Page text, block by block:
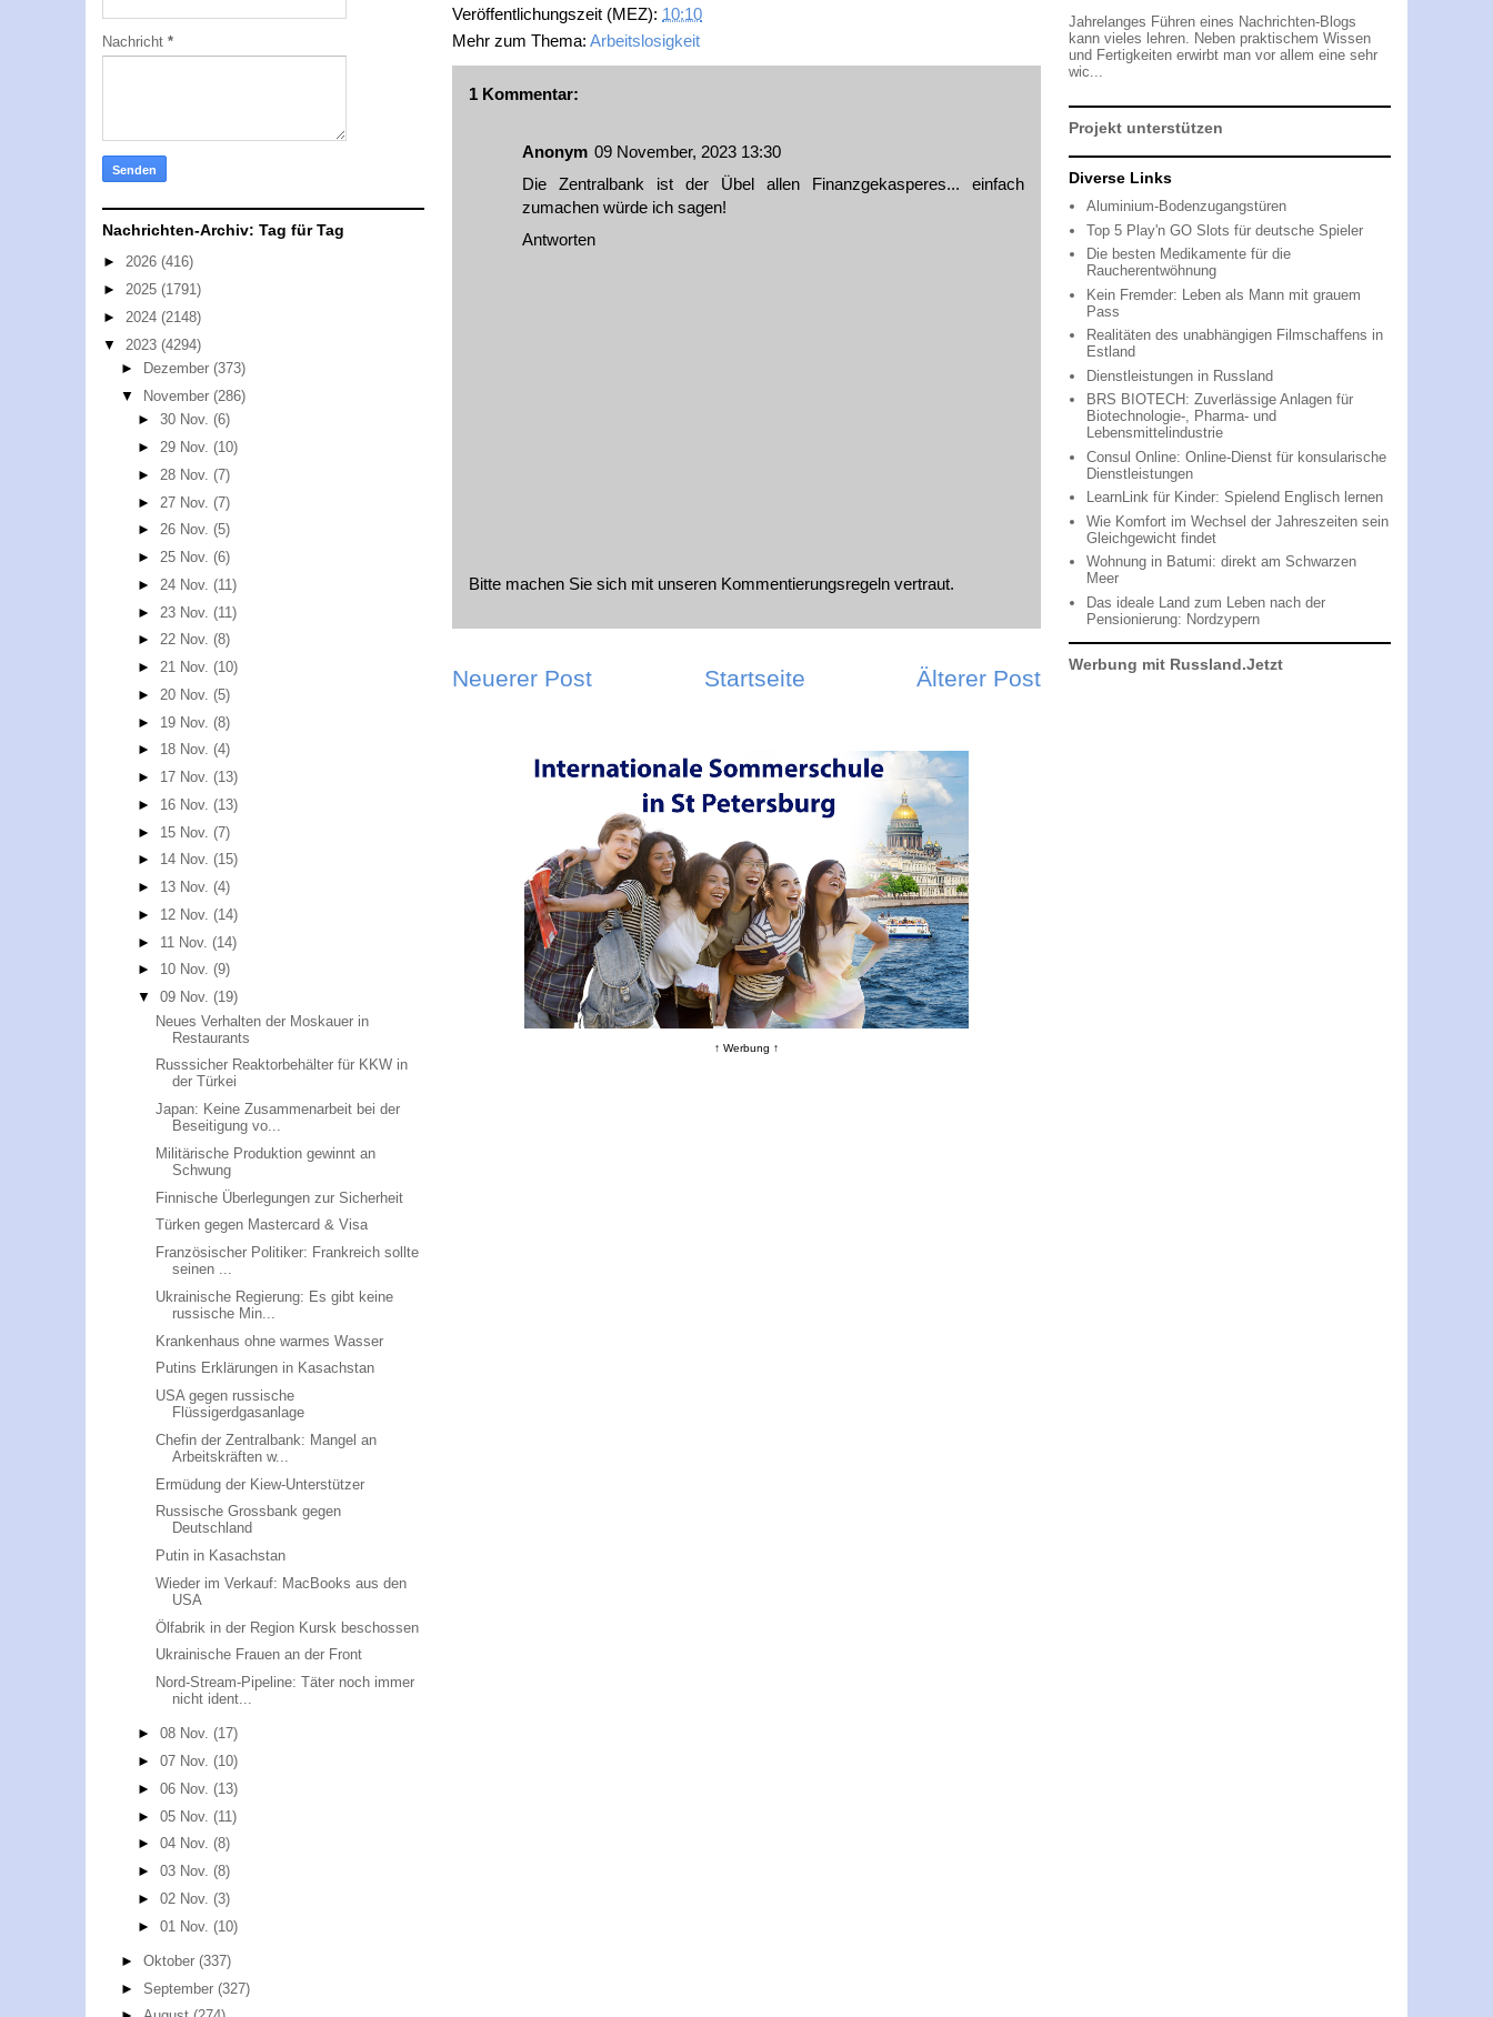
Veröffentlichungszeit (MEZ): 10:10
Mehr zum Thema: Arbeitslosigkeit
1 Kommentar:
Anonym 09 November, 2023 13:30
Die Zentralbank ist der Übel allen Finanzgekasperes... einfach
zumachen würde ich sagen!
Antworten
Bitte machen Sie sich mit unseren Kommentierungsregeln vertraut.
Neuerer Post Älterer Post
Startseite
↑ Werbung ↑
Nachricht *
Nachrichten-Archiv: Tag für Tag
► 2026 (416)
► 2025 (1791)
► 2024 (2148)
▼ 2023 (4294)
►
Dezember (373)
▼
November (286)
►30 Nov.(6)
►29 Nov.(10)
► 28 Nov.(7)
► 27 Nov.(7)
►26 Nov.(5)
►25 Nov.(6)
► 24 Nov.(11)
► 23 Nov.(11)
►22 Nov.(8)
►21 Nov.(10)
► 20 Nov.(5)
► 19 Nov.(8)
► 18 Nov.(4)
► 17 Nov.(13)
► 16 Nov.(13)
► 15 Nov.(7)
► 14 Nov.(15)
► 13 Nov.(4)
► 12 Nov.(14)
► 11 Nov.(14)
► 10 Nov.(9)
▼09 Nov.(19)
Neues Verhalten der Moskauer in
Restaurants
Russsicher Reaktorbehälter für KKW in
der Türkei
Japan: Keine Zusammenarbeit bei der
Beseitigung vo...
Militärische Produktion gewinnt an
Schwung
Finnische Überlegungen zur Sicherheit
Türken gegen Mastercard & Visa
Französischer Politiker: Frankreich sollte
seinen ...
Ukrainische Regierung: Es gibt keine
russische Min...
Krankenhaus ohne warmes Wasser
Putins Erklärungen in Kasachstan
USA gegen russische
Flüssigerdgasanlage
Chefin der Zentralbank: Mangel an
Arbeitskräften w...
Ermüdung der Kiew-Unterstützer
Russische Grossbank gegen
Deutschland
Putin in Kasachstan
Wieder im Verkauf: MacBooks aus den
USA
Ölfabrik in der Region Kursk beschossen
Ukrainische Frauen an der Front
Nord-Stream-Pipeline: Täter noch immer
nicht ident...
►08 Nov.(17)
►07 Nov.(10)
►06 Nov.(13)
►05 Nov.(11)
►04 Nov.(8)
►03 Nov.(8)
►02 Nov.(3)
►01 Nov.(10)
► Oktober (337)
► September (327)
Jahrelanges Führen eines Nachrichten-Blogs
kann vieles lehren. Neben praktischem Wissen
und Fertigkeiten erwirbt man vor allem eine sehr
wic...
Projekt unterstützen
Diverse Links
Aluminium-Bodenzugangstüren
Top 5 Play'n GO Slots für deutsche Spieler
Die besten Medikamente für die
Raucherentwöhnung
Kein Fremder: Leben als Mann mit grauem
Pass
Realitäten des unabhängigen Filmschaffens in
Estland
Dienstleistungen in Russland
BRS BIOTECH: Zuverlässige Anlagen für
Biotechnologie-, Pharma- und
Lebensmittelindustrie
Consul Online: Online-Dienst für konsularische
Dienstleistungen
LearnLink für Kinder: Spielend Englisch lernen
Wie Komfort im Wechsel der Jahreszeiten sein
Gleichgewicht findet
Wohnung in Batumi: direkt am Schwarzen
Meer
Das ideale Land zum Leben nach der
Pensionierung: Nordzypern
Werbung mit Russland.Jetzt